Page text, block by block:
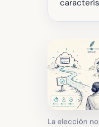
La elección